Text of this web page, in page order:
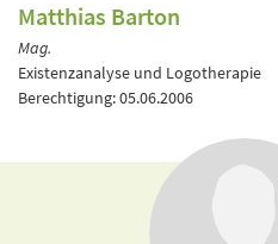
Matthias Barton
Mag.
Existenzanalyse und Logotherapie
Berechtigung: 05.06.2006